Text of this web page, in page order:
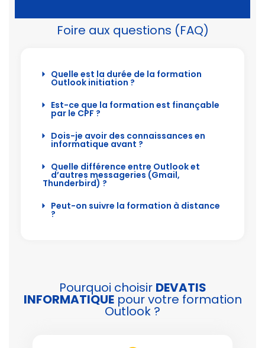
Foire aux questions (FAQ)
Quelle est la durée de la formation
Outlook initiation ?
Est-ce que la formation est finançable
par le CPF ?
Dois-je avoir des connaissances en
informatique avant ?
Quelle différence entre Outlook et
d’autres messageries (Gmail,
Thunderbird) ?
Peut-on suivre la formation à distance
?
Pourquoi choisir DEVATIS
INFORMATIQUEpour votre formation
Outlook ?